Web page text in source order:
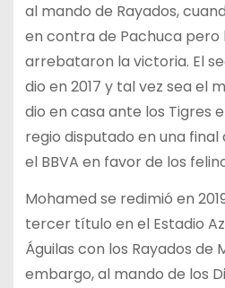
al mando de Rayados,
en contra de Pachuca pero
arrebataron la victoria. El
dio en 2017 y tal vez sea el
dio en casa ante los Tigres
regio disputado en una final
el BBVA en favor de los
Mohamed se redimió en
tercer título en el Estadio
Águilas con los Rayados de
embargo, al mando de los